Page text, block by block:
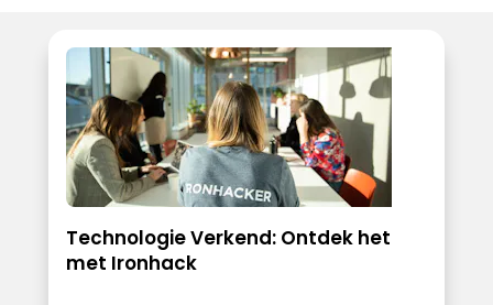
Technologie Verkend: Ontdek het
met Ironhack